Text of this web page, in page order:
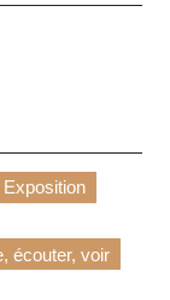
Exposition
écouter, voir